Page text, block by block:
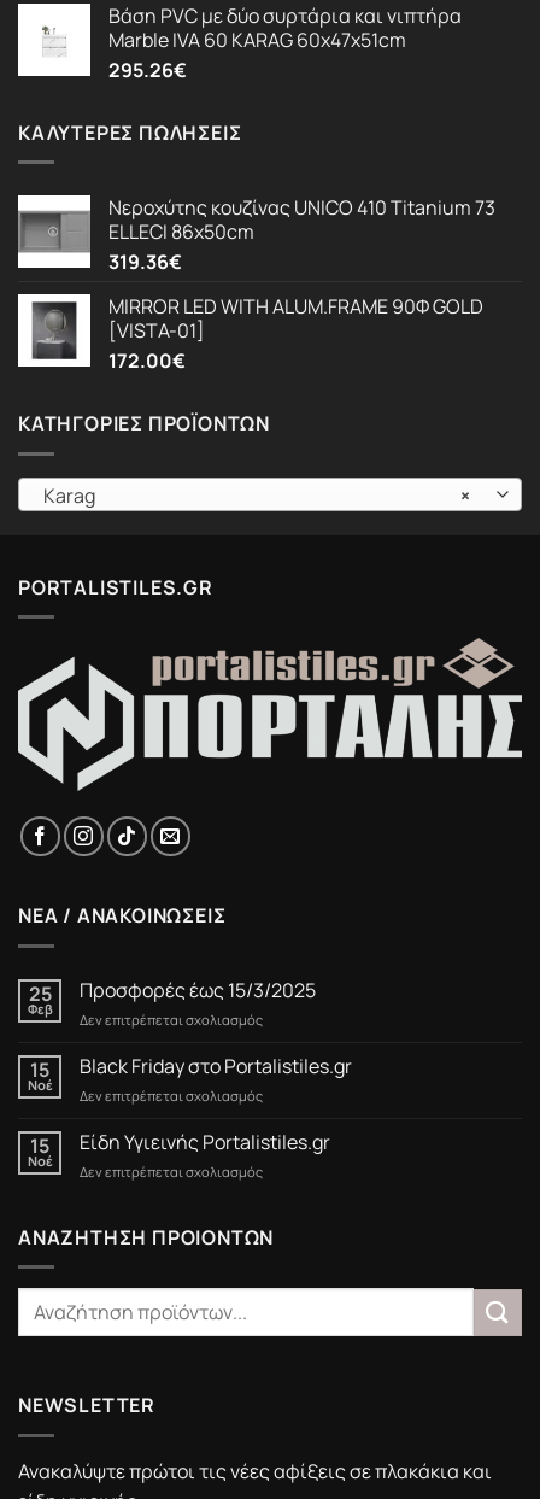
Βάση PVC με δύο συρτάρια και νιπτήρα
Marble IVA 60 KARAG 60x47x51cm
295.26€
ΚΑΛΎΤΕΡΕΣ ΠΩΛΉΣΕΙΣ
Νεροχύτης κουζίνας UNICO 410 Titanium 73
ELLECI 86x50cm
319.36€
MIRROR LED WITH ALUM.FRAME 90Φ GOLD
[VISTA-01]
172.00€
ΚΑΤΗΓΟΡΊΕΣ ΠΡΟΪΌΝΤΩΝ
×
Karag
PORTALISTILES.GR
ΝΕΑ / ΑΝΑΚΟΙΝΩΣΕΙΣ
25
Φεβ
Προσφορές έως 15/3/2025
Δεν επιτρέπεται σχολιασμόςστο
έως
15/3/2025
15
Νοέ
Black Friday στο Portalistiles.gr
Δεν επιτρέπεται σχολιασμόςστο
Friday
στο
Portalistiles.gr
15
Νοέ
Είδη Υγιεινής Portalistiles.gr
Δεν επιτρέπεται σχολιασμόςστο
Portalistiles.gr
ΑΝΑΖΗΤΗΣΗ ΠΡΟΙΟΝΤΩΝ
NEWSLETTER
Ανακαλύψτε πρώτοι τις νέες αφίξεις σε πλακάκια και